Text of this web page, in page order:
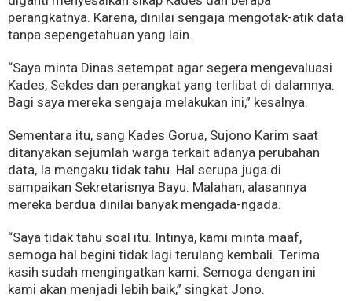
perangkatnya. Karena, dinilai sengaja mengotak-atik data
tanpa sepengetahuan yang lain.
“Saya minta Dinas setempat agar segera mengevaluasi
Kades, Sekdes dan perangkat yang terlibat di dalamnya.
Bagi saya mereka sengaja melakukan ini,” kesalnya.
Sementara itu, sang Kades Gorua, Sujono Karim saat
ditanyakan sejumlah warga terkait adanya perubahan
data, Ia mengaku tidak tahu. Hal serupa juga di
sampaikan Sekretarisnya Bayu. Malahan, alasannya
mereka berdua dinilai banyak mengada-ngada.
“Saya tidak tahu soal itu. Intinya, kami minta maaf,
semoga hal begini tidak lagi terulang kembali. Terima
kasih sudah mengingatkan kami. Semoga dengan ini
kami akan menjadi lebih baik,” singkat Jono.